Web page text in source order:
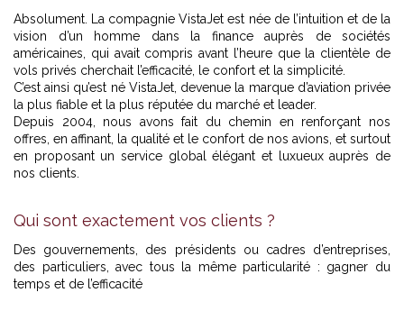
Absolument. La compagnie VistaJet est née de l’intuition et de la
vision d’un homme dans la finance auprès de sociétés
américaines, qui avait compris avant l’heure que la clientèle de
vols privés cherchait l’efficacité, le confort et la simplicité.
C’est ainsi qu’est né VistaJet, devenue la marque d’aviation privée
la plus fiable et la plus réputée du marché et leader.
Depuis 2004, nous avons fait du chemin en renforçant nos
offres, en affinant, la qualité et le confort de nos avions, et surtout
en proposant un service global élégant et luxueux auprès de
nos clients.
Qui sont exactement vos clients ?
Des gouvernements, des présidents ou cadres d’entreprises,
des particuliers, avec tous la même particularité : gagner du
temps et de l’efficacité